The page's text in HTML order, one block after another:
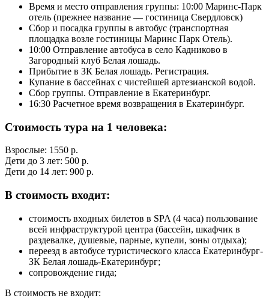
Время и место отправления группы: 10:00 Маринс-Парк
отель (прежнее название — гостиница Свердловск)
Сбор и посадка группы в автобус (транспортная
площадка возле гостиницы Маринс Парк Отель).
10:00 Отправление автобуса в село Кадниково в
Загородный клуб Белая лошадь.
Прибытие в ЗК Белая лошадь. Регистрация.
Купание в бассейнах с чистейшей артезианской водой.
Сбор группы. Отправление в Екатеринбург.
16:30 Расчетное время возвращения в Екатеринбург.
Стоимость тура на 1 человека:
Взрослые: 1550 р.
Дети до 3 лет: 500 р.
Дети до 14 лет: 900 р.
В стоимость входит:
стоимость входных билетов в SPA (4 часа) пользование
всей инфраструктурой центра (бассейн, шкафчик в
раздевалке, душевые, парные, купели, зоны отдыха);
переезд в автобусе туристического класса Екатеринбург-
ЗК Белая лошадь-Екатеринбург;
сопровождение гида;
В стоимость не входит: